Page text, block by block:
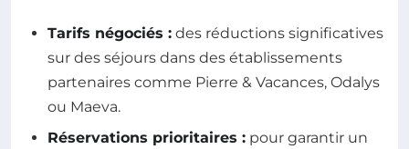
Tarifs négociés : des réductions significatives
sur des séjours dans des établissements
partenaires comme Pierre & Vacances, Odalys
ou Maeva.
Réservations prioritaires : pour garantir un